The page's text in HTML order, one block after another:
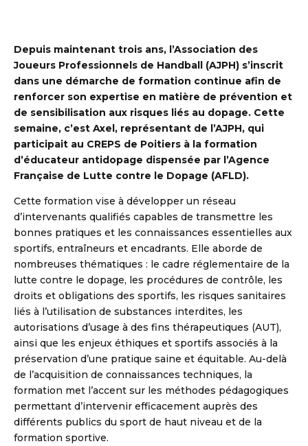
DE HANDBALL
Depuis maintenant trois ans, l’Association des
Joueurs Professionnels de Handball (AJPH) s’inscrit
dans une démarche de formation continue afin de
renforcer son expertise en matière de prévention et
de sensibilisation aux risques liés au dopage. Cette
semaine, c’est Axel, représentant de l’AJPH, qui
participait au CREPS de Poitiers à la formation
d’éducateur antidopage dispensée par l’Agence
Française de Lutte contre le Dopage (AFLD).
Cette formation vise à développer un réseau
d’intervenants qualifiés capables de transmettre les
bonnes pratiques et les connaissances essentielles aux
sportifs, entraîneurs et encadrants. Elle aborde de
nombreuses thématiques : le cadre réglementaire de la
lutte contre le dopage, les procédures de contrôle, les
droits et obligations des sportifs, les risques sanitaires
liés à l’utilisation de substances interdites, les
autorisations d’usage à des fins thérapeutiques (AUT),
ainsi que les enjeux éthiques et sportifs associés à la
préservation d’une pratique saine et équitable. Au-delà
de l’acquisition de connaissances techniques, la
formation met l’accent sur les méthodes pédagogiques
permettant d’intervenir efficacement auprès des
différents publics du sport de haut niveau et de la
formation sportive.